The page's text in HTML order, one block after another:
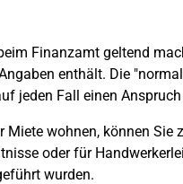
Finanzamt geltend
enthält. Die
jeden Fall einen
Miete wohnen, können
oder für
wurden.